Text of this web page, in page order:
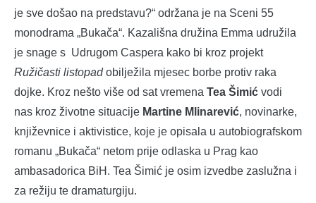
je sve došao na predstavu?“ održana je na Sceni 55
monodrama „Bukača“. Kazališna družina Emma udružila
je snage s Udrugom Caspera kako bi kroz projekt
Ružičasti listopadobilježila mjesec borbe protiv raka
dojke. Kroz nešto više od sat vremena Tea Šimić vodi
nas kroz životne situacije Martine Mlinarević, novinarke,
književnice i aktivistice, koje je opisala u autobiografskom
romanu „Bukača“ netom prije odlaska u Prag kao
ambasadorica BiH. Tea Šimić je osim izvedbe zaslužna i
za režiju te dramaturgiju.